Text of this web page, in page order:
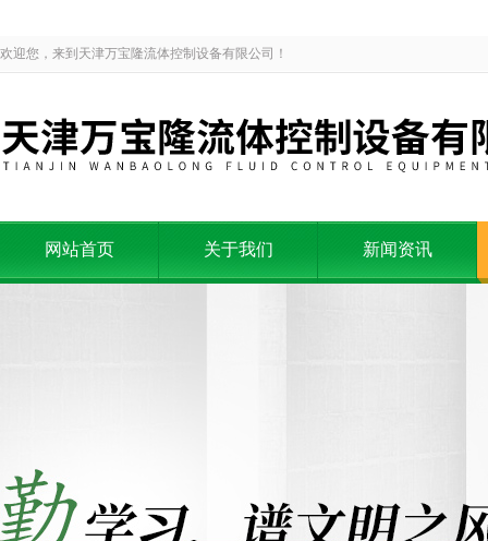
欢迎您，来到天津万宝隆流体控制设备有限公司！
网站首页 关于我们 新闻资讯